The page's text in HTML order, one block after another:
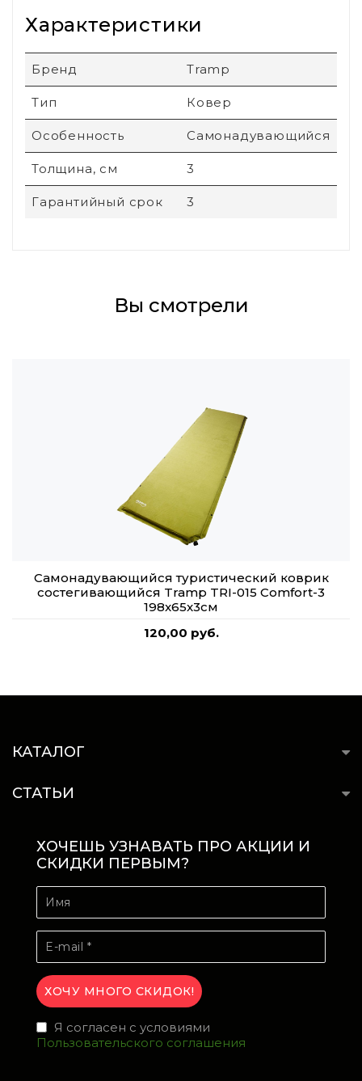
Характеристики
Бренд Tramp
Тип Ковер
Особенность Самонадувающийся
Толщина, см 3
Гарантийный срок 3
Вы смотрели
Самонадувающийся туристический коврик
состегивающийся Tramp TRI-015 Comfort-3
198x65x3см
120,00 руб.
КАТАЛОГ
СТАТЬИ
ХОЧЕШЬ УЗНАВАТЬ ПРО АКЦИИ И
СКИДКИ ПЕРВЫМ?
Я согласен с условиями
Пользовательского соглашения